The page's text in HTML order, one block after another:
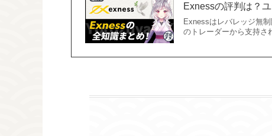
Exnessの評判は？
Exnessはレバレッジ無
のトレーダーから支持さ